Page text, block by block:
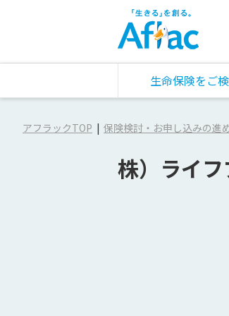
生命保険をご
アフラックTOP 保険検討・お申し込みの進
株）ライ